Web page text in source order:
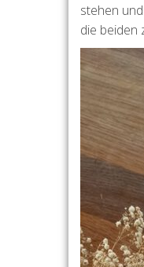
stehen
die beiden